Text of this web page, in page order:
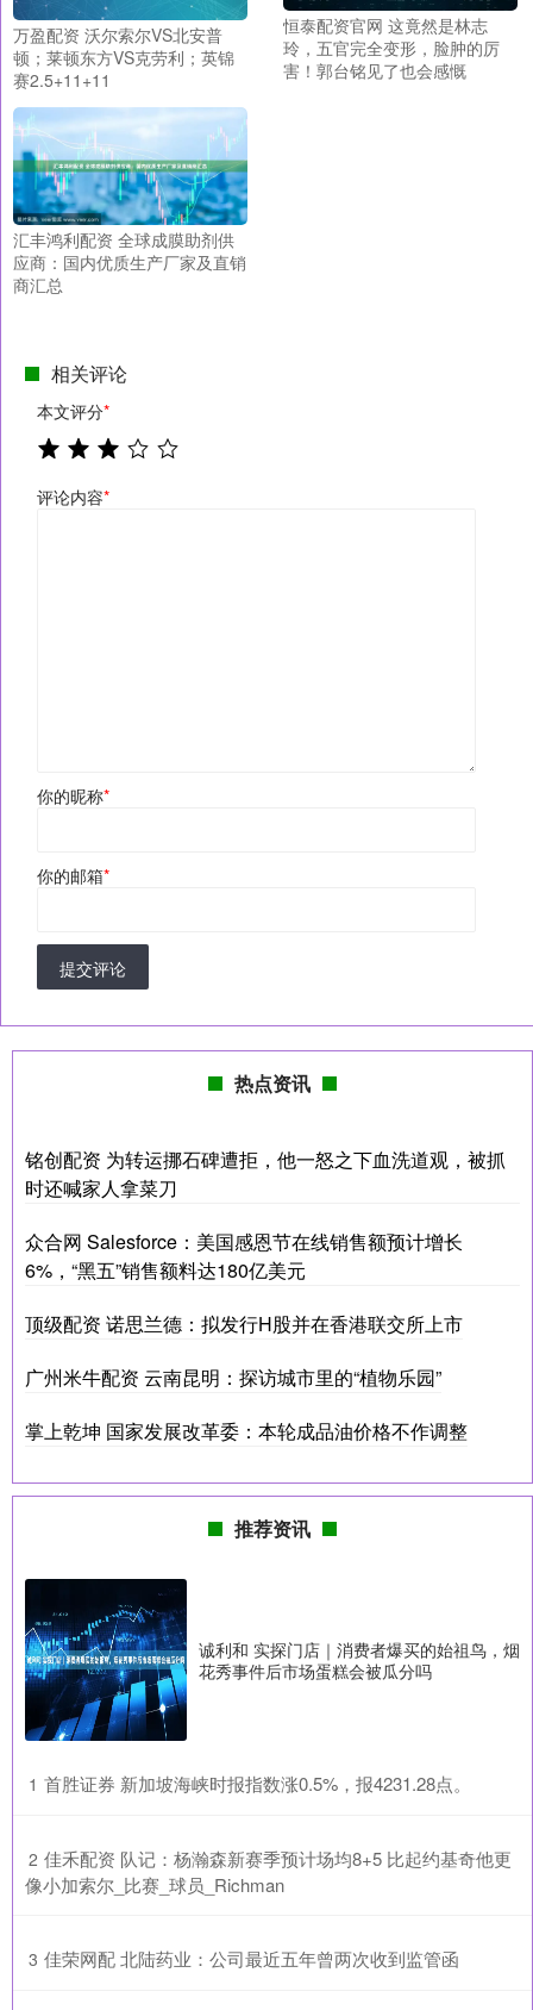
万盈配资 沃尔索尔VS北安普
顿；莱顿东方VS克劳利；英锦
赛2.5+11+11
恒泰配资官网 这竟然是林志
玲，五官完全变形，脸肿的厉
害！郭台铭见了也会感慨
汇丰鸿利配资 全球成膜助剂供
应商：国内优质生产厂家及直销
商汇总
相关评论
本文评分*
评论内容*
你的昵称*
你的邮箱*
提交评论
热点资讯
铭创配资 为转运挪石碑遭拒，他一怒之下血洗道观，被抓
时还喊家人拿菜刀
众合网 Salesforce：美国感恩节在线销售额预计增长
6%，“黑五”销售额料达180亿美元
顶级配资 诺思兰德：拟发行H股并在香港联交所上市
广州米牛配资 云南昆明：探访城市里的“植物乐园”
掌上乾坤 国家发展改革委：本轮成品油价格不作调整
推荐资讯
诚利和 实探门店｜消费者爆买的始祖鸟，烟
花秀事件后市场蛋糕会被瓜分吗
1 ​首胜证券 新加坡海峡时报指数涨0.5%，报4231.28点。
2 ​佳禾配资 队记：杨瀚森新赛季预计场均8+5 比起约基奇他更
像小加索尔_比赛_球员_Richman
3 ​佳荣网配 北陆药业：公司最近五年曾两次收到监管函